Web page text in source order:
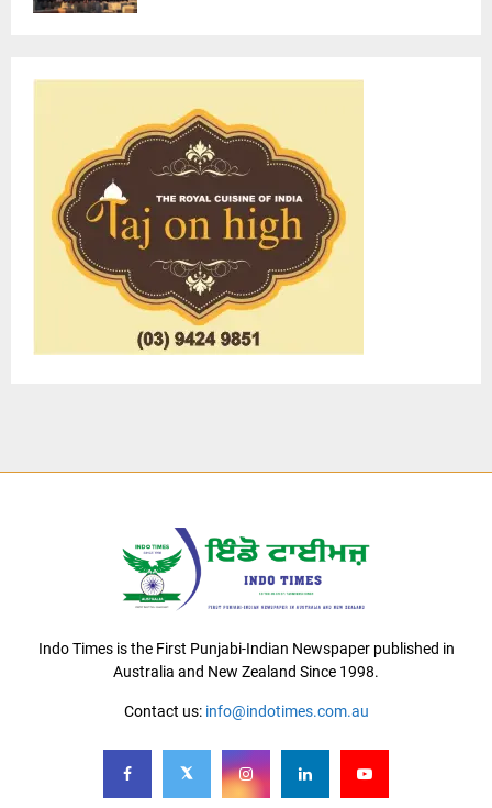
Indo Times is the First Punjabi-Indian Newspaper published in
Australia and New Zealand Since 1998.
Contact us: info@indotimes.com.au